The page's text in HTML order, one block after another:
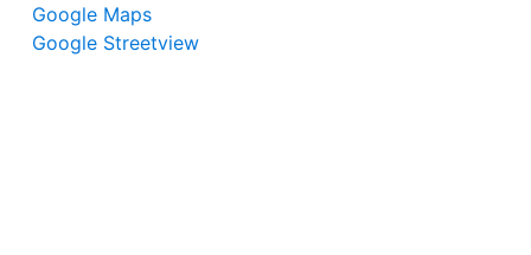
Google Maps
Google Streetview